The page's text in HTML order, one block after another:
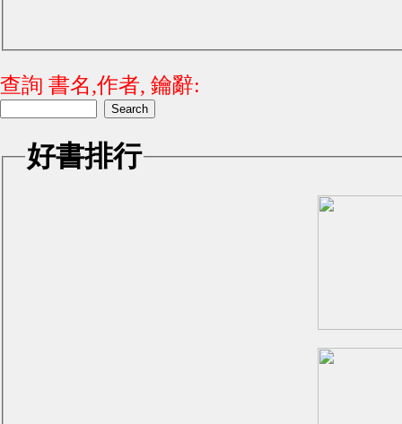
查詢 書名,作者, 鑰辭:
好書排行